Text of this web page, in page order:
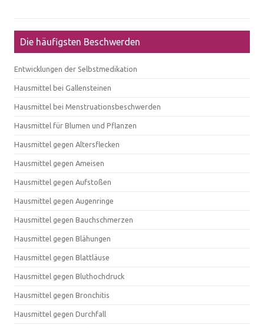
Die häufigsten Beschwerden
Entwicklungen der Selbstmedikation
Hausmittel bei Gallensteinen
Hausmittel bei Menstruationsbeschwerden
Hausmittel für Blumen und Pflanzen
Hausmittel gegen Altersflecken
Hausmittel gegen Ameisen
Hausmittel gegen Aufstoßen
Hausmittel gegen Augenringe
Hausmittel gegen Bauchschmerzen
Hausmittel gegen Blähungen
Hausmittel gegen Blattläuse
Hausmittel gegen Bluthochdruck
Hausmittel gegen Bronchitis
Hausmittel gegen Durchfall